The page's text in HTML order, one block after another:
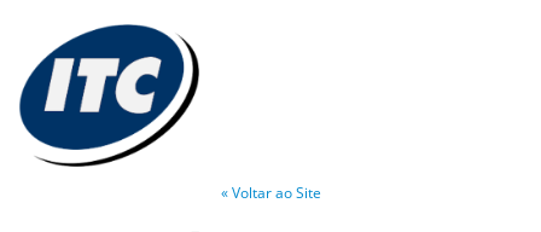
« Voltar ao Site